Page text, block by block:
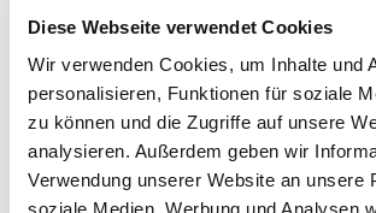
Diese Webseite verwendet Cookies
Wir verwenden Cookies, um Inhalte und
personalisieren, Funktionen für soziale
zu können und die Zugriffe auf unsere
analysieren. Außerdem geben wir
Verwendung unserer Website an unsere
soziale Medien, Werbung und Analysen